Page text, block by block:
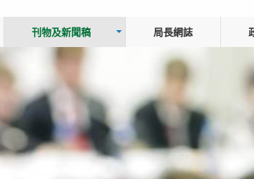
刊物及新聞稿 局長網誌